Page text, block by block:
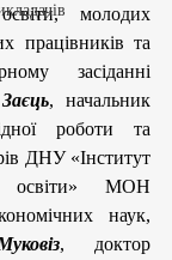
молодих
працівників та
засіданні
, начальник
роботи та
ДНУ «Інститут
освіти» МОН
наук,
, доктор